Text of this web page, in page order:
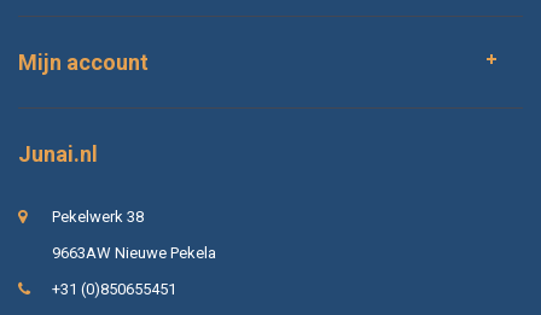
Mijn account
Junai.nl
Pekelwerk 38
9663AW Nieuwe Pekela
+31 (0)850655451